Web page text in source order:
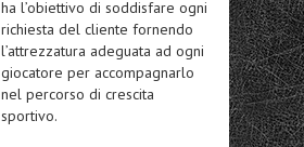
ha l’obiettivo di soddisfare ogni
richiesta del cliente fornendo
l’attrezzatura adeguata ad ogni
giocatore per accompagnarlo
nel percorso di crescita
sportivo.